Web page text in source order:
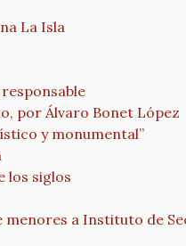
La Isla
por Álvaro Bonet López
y monumental”
los siglos
menores a Instituto de